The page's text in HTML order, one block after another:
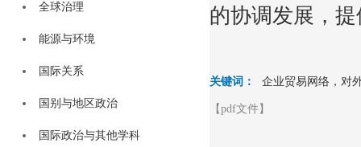
全球治理
能源与环境
国际关系
国别与地区政治
国际政治与其他学科
的协调发展，
关键词： 企业贸易网络，对
【pdf文件】